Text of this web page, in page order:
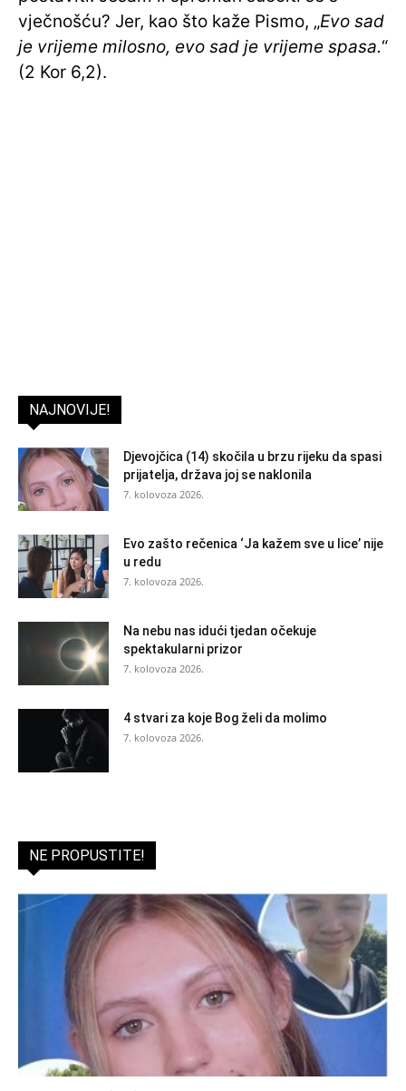
vječnošću? Jer, kao što kaže Pismo, „Evo sad
je vrijeme milosno, evo sad je vrijeme spasa.“
(2 Kor 6,2).
NAJNOVIJE!
Djevojčica (14) skočila u brzu rijeku da spasi
prijatelja, država joj se naklonila
7. kolovoza 2026.
Evo zašto rečenica ‘Ja kažem sve u lice’ nije
u redu
7. kolovoza 2026.
Na nebu nas idući tjedan očekuje
spektakularni prizor
7. kolovoza 2026.
4 stvari za koje Bog želi da molimo
7. kolovoza 2026.
NE PROPUSTITE!